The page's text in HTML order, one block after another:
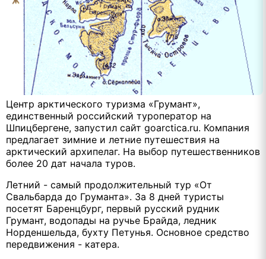
Центр арктического туризма «Грумант»,
единственный российский туроператор на
Шпицбергене, запустил сайт goarctica.ru. Компания
предлагает зимние и летние путешествия на
арктический архипелаг. На выбор путешественников
более 20 дат начала туров.
Летний - самый продолжительный тур «От
Свальбарда до Груманта». За 8 дней туристы
посетят Баренцбург, первый русский рудник
Грумант, водопады на ручье Брайда, ледник
Норденшельда, бухту Петунья. Основное средство
передвижения - катера.